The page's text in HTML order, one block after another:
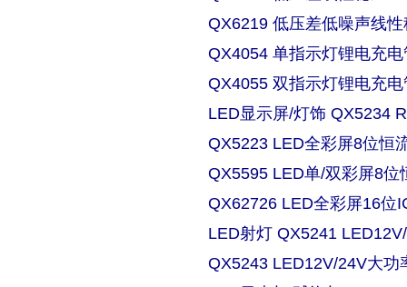
QX6219 低压差低噪声线
QX4054 单指示灯锂电充
QX4055 双指示灯锂电充
LED显示屏/灯饰 QX5234
QX5223 LED全彩屏8位恒
QX5595 LED单/双彩屏8位
QX62726 LED全彩屏16位
LED射灯 QX5241
QX5243 LED12V/24V大